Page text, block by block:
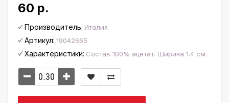
60 р.
Производитель: Италия
Артикул: 19042665
Характеристики: Состав 100% ацетат. Ширина 1.4 см.